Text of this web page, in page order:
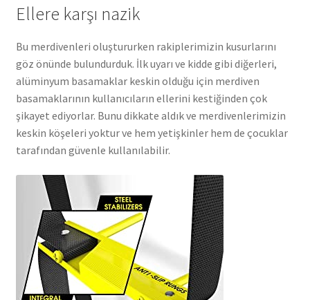
Ellere karşı nazik
Bu merdivenleri oluştururken rakiplerimizin kusurlarını
göz önünde bulundurduk. İlk uyarı ve kidde gibi diğerleri,
alüminyum basamaklar keskin olduğu için merdiven
basamaklarının kullanıcıların ellerini kestiğinden çok
şikayet ediyorlar. Bunu dikkate aldık ve merdivenlerimizin
keskin köşeleri yoktur ve hem yetişkinler hem de çocuklar
tarafından güvenle kullanılabilir.